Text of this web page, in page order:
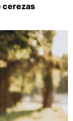
cerezas